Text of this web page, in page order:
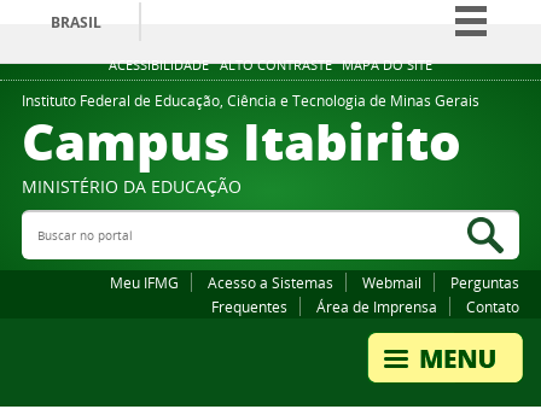
ACESSIBILIDADE ALTO CONTRASTE MAPA DO SITE
BRASIL
Simplifique!
Comunica BR
Participe
Legislação
Instituto Federal de Educação, Ciência e Tecnologia de Minas Gerais
Campus Itabirito
MINISTÉRIO DA EDUCAÇÃO
Buscar no portal
Meu IFMG Acesso a Sistemas Webmail
Perguntas
Frequentes
Área de Imprensa Contato